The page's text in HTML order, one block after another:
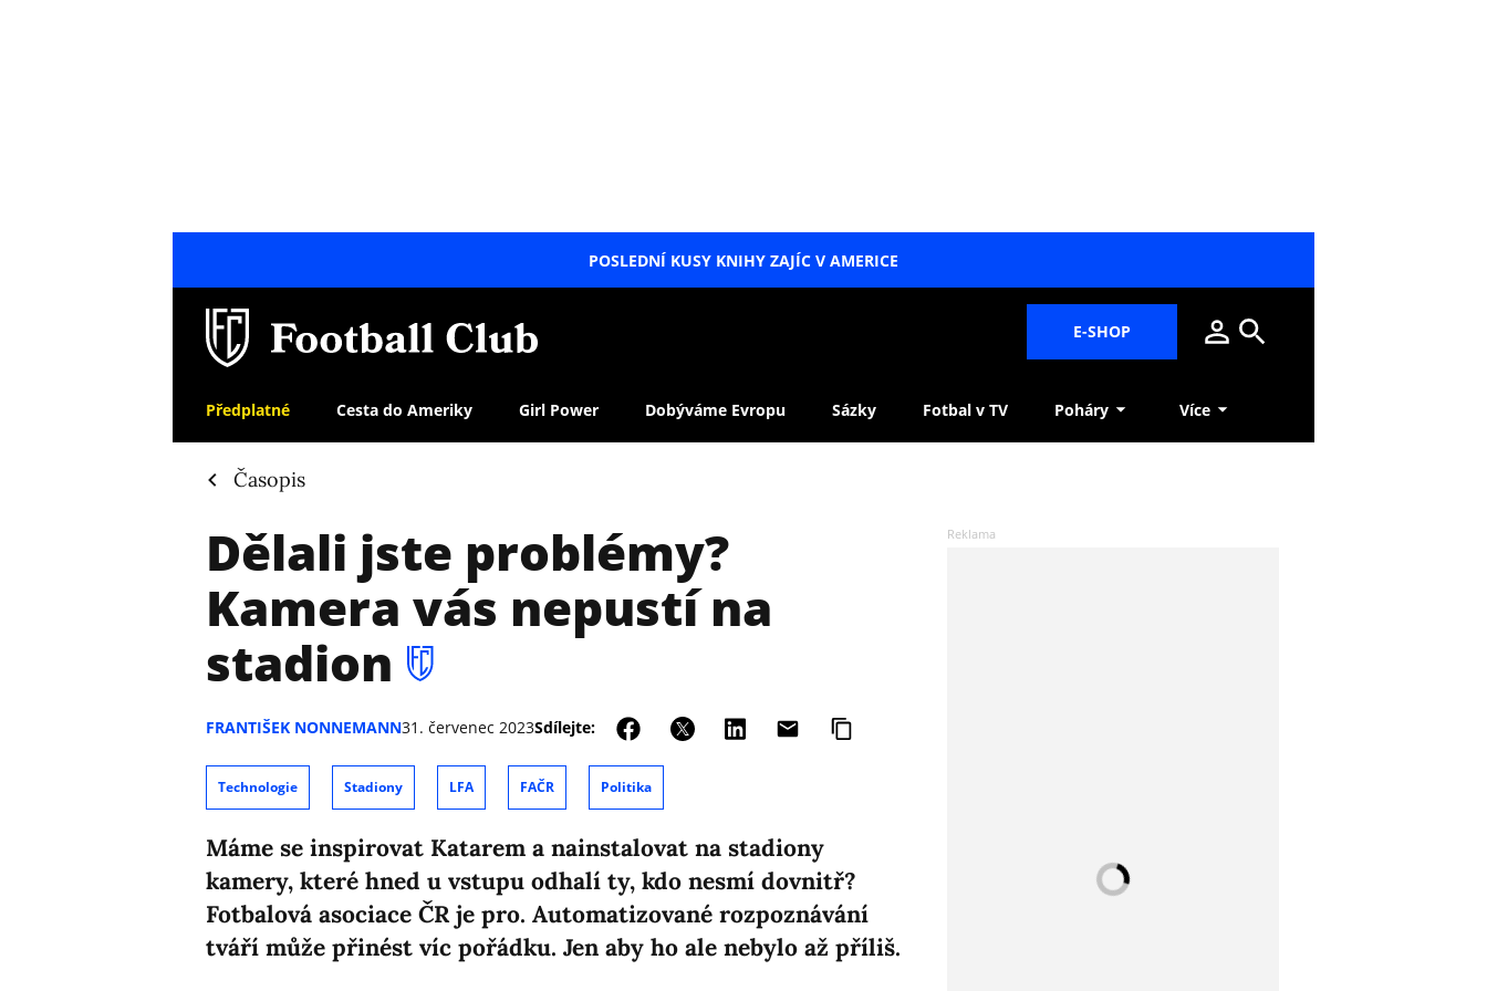
POSLEDNÍ KUSY KNIHY ZAJÍC V AMERICE
E-SHOP
Předplatné Cesta do Ameriky Girl Power Dobýváme Evropu Sázky Fotbal v TV Poháry Více
Časopis
Dělali jste problémy?
Kamera vás nepustí na
stadion
FRANTIŠEK NONNEMANN31. červenec 2023Sdílejte:
Technologie Stadiony LFA FAČR Politika
Máme se inspirovat Katarem a nainstalovat na stadiony
kamery, které hned u vstupu odhalí ty, kdo nesmí dovnitř?
Fotbalová asociace ČR je pro. Automatizované rozpoznávání
tváří může přinést víc pořádku. Jen aby ho ale nebylo až příliš.